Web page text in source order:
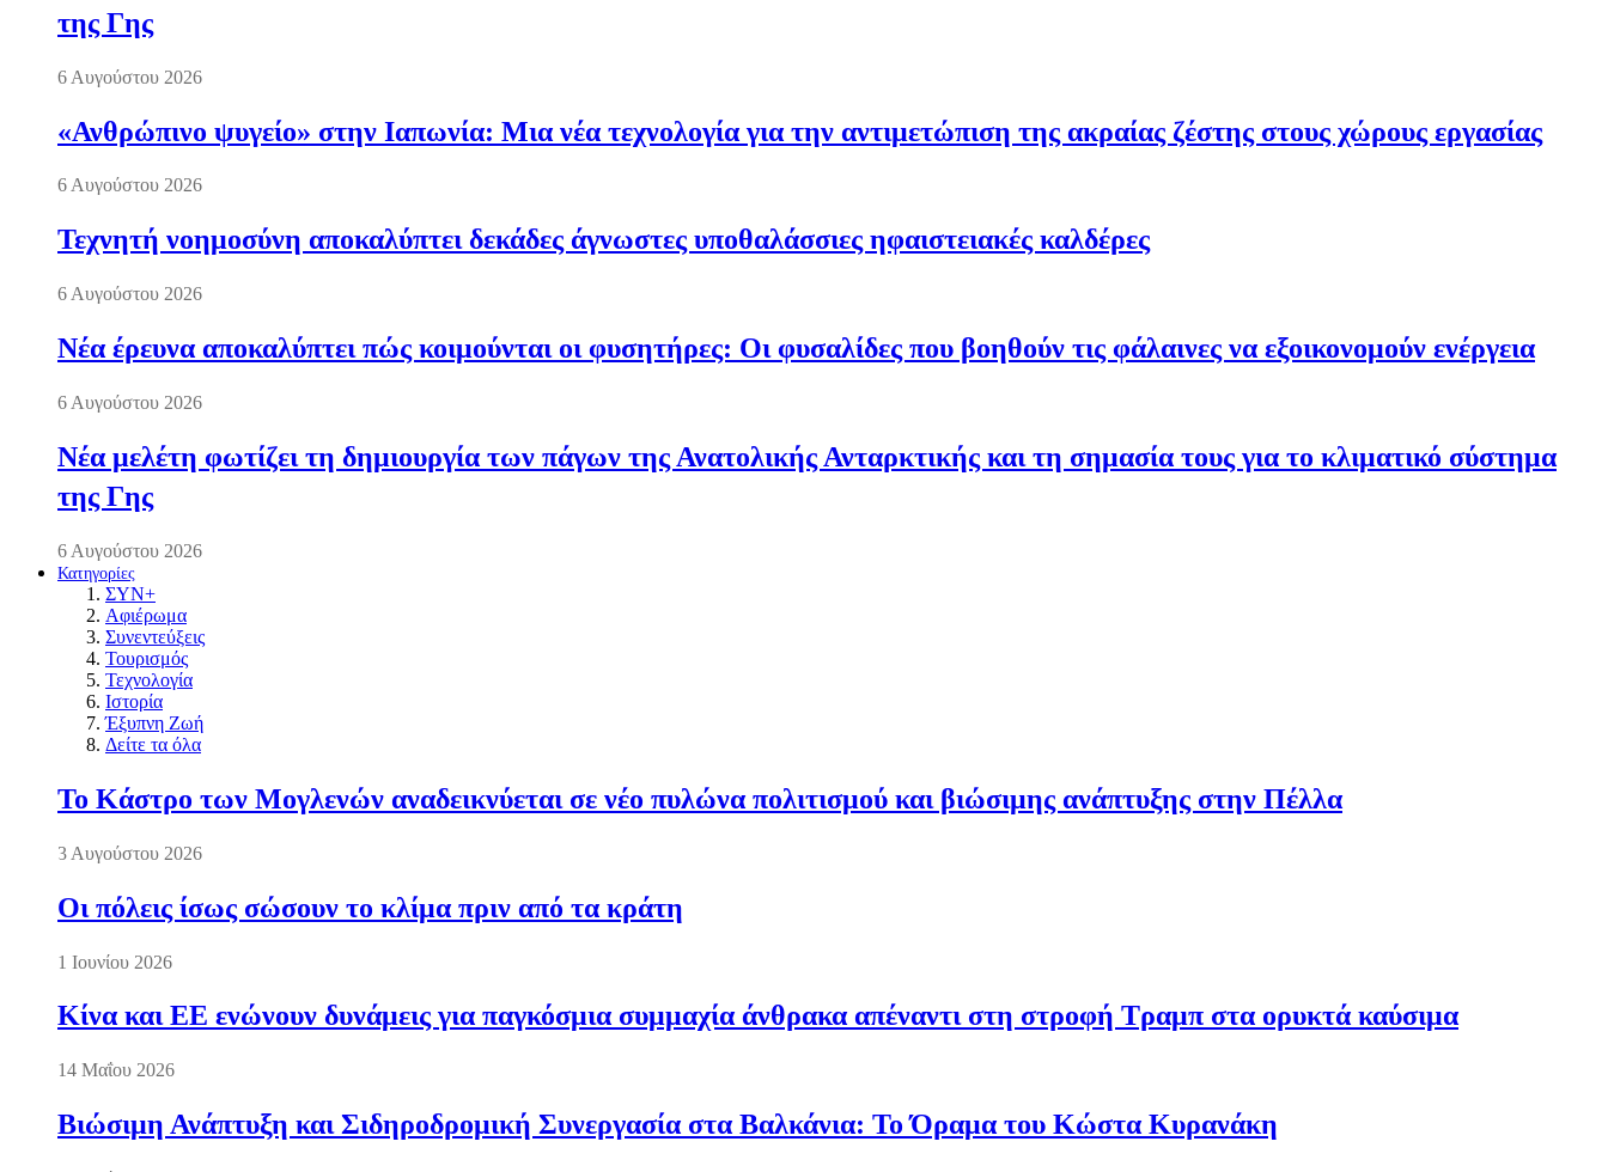
της Γης
6 Αυγούστου 2026
«Ανθρώπινο ψυγείο» στην Ιαπωνία: Μια νέα τεχνολογία για την αντιμετώπιση της ακραίας ζέστης στους χώρους εργασίας
6 Αυγούστου 2026
Τεχνητή νοημοσύνη αποκαλύπτει δεκάδες άγνωστες υποθαλάσσιες ηφαιστειακές καλδέρες
6 Αυγούστου 2026
Νέα έρευνα αποκαλύπτει πώς κοιμούνται οι φυσητήρες: Οι φυσαλίδες που βοηθούν τις φάλαινες να εξοικονομούν ενέργεια
6 Αυγούστου 2026
Νέα μελέτη φωτίζει τη δημιουργία των πάγων της Ανατολικής Ανταρκτικής και τη σημασία τους για το κλιματικό σύστημα
της Γης
6 Αυγούστου 2026
Κατηγορίες
ΣΥΝ+
Αφιέρωμα
Συνεντεύξεις
Τουρισμός
Τεχνολογία
Ιστορία
Έξυπνη Ζωή
Δείτε τα όλα
Το Κάστρο των Μογλενών αναδεικνύεται σε νέο πυλώνα πολιτισμού και βιώσιμης ανάπτυξης στην Πέλλα
3 Αυγούστου 2026
Οι πόλεις ίσως σώσουν το κλίμα πριν από τα κράτη
1 Ιουνίου 2026
Κίνα και ΕΕ ενώνουν δυνάμεις για παγκόσμια συμμαχία άνθρακα απέναντι στη στροφή Τραμπ στα ορυκτά καύσιμα
14 Μαΐου 2026
Βιώσιμη Ανάπτυξη και Σιδηροδρομική Συνεργασία στα Βαλκάνια: Το Όραμα του Κώστα Κυρανάκη